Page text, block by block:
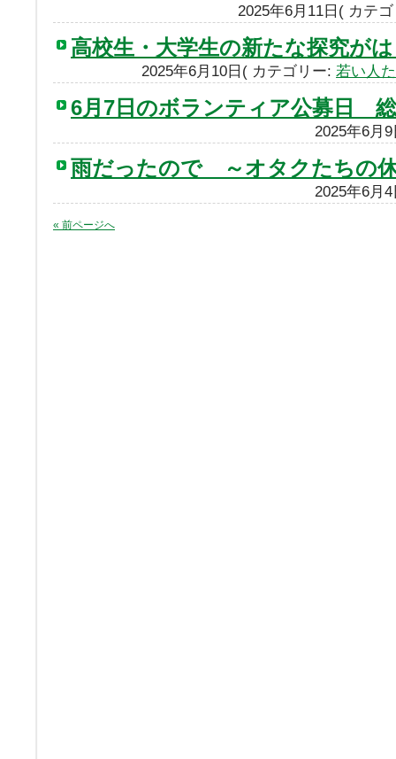
2025年6月11日( カテ
高校生・大学生の新たな探究が
2025年6月10日( カテゴリー: 若い人
6月7日のボランティア公募日
2025年6月
雨だったので ～オタクたちの
2025年6月
« 前ページへ